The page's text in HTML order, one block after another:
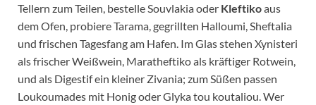
Tellern zum Teilen, bestelle Souvlakia oder Kleftikoaus
dem Ofen, probiere Tarama, gegrillten Halloumi, Sheftalia
und frischen Tagesfang am Hafen. Im Glas stehen Xynisteri
als frischer Weißwein, Maratheftiko als kräftiger Rotwein,
und als Digestif ein kleiner Zivania; zum Süßen passen
Loukoumades mit Honig oder Glyka tou koutaliou. Wer